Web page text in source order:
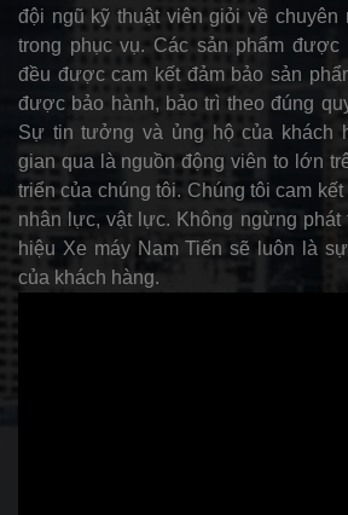
đội ngũ kỹ thuật viên giỏi về chuyên
trong phục vụ. Các sản phẩm
đều được cam kết đảm bảo sản
được bảo hành, bảo trì theo đúng
Sự tin tưởng và ủng hộ của khách
gian qua là nguồn động viên to lớn
triển của chúng tôi. Chúng tôi cam
nhân lực, vật lực. Không ngừng
hiệu Xe máy Nam Tiến sẽ luôn là
của khách hàng.